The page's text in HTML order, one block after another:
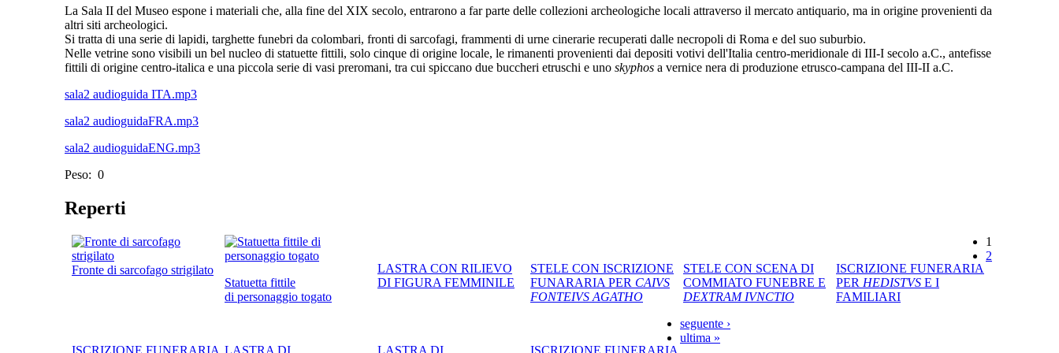
La Sala II del Museo espone i materiali che, alla fine del XIX secolo, entrarono a far parte delle collezioni archeologiche locali attraverso il mercato antiquario, ma in origine provenienti da
altri siti archeologici.
Si tratta di una serie di lapidi, targhette funebri da colombari, fronti di sarcofagi, frammenti di urne cinerarie recuperati dalle necropoli di Roma e del suo suburbio.
Nelle vetrine sono visibili un bel nucleo di statuette fittili, solo cinque di origine locale, le rimanenti provenienti dai depositi votivi dell'Italia centro-meridionale di III-I secolo a.C., antefisse
fittili di origine centro-italica e una piccola serie di vasi preromani, tra cui spiccano due buccheri etruschi e uno skyphos a vernice nera di produzione etrusco-campana del III-II a.C.
sala2 audioguida ITA.mp3
sala2 audioguidaFRA.mp3
sala2 audioguidaENG.mp3
Peso: 0
Reperti
Fronte di sarcofago strigilato
Statuetta fittile
di personaggio togato
LASTRA CON RILIEVO
DI FIGURA FEMMINILE
STELE CON ISCRIZIONE
FUNARARIA PER CAIVS
FONTEIVS AGATHO
STELE CON SCENA DI
COMMIATO FUNEBRE E
DEXTRAM IVNCTIO
ISCRIZIONE FUNERARIA
PER HEDISTVS E I
FAMILIARI
ISCRIZIONE FUNERARIA LASTRA DI LASTRA DI ISCRIZIONE FUNERARIA
Pagine
1
2
seguente ›
ultima »